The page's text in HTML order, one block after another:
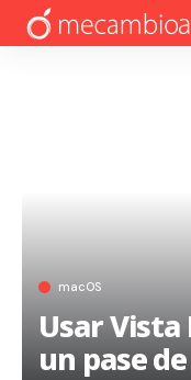
macOS
Usar Vista
un pase